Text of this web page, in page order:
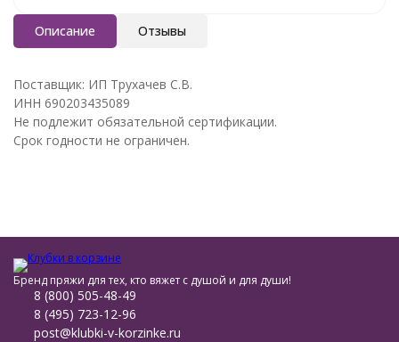
Описание Отзывы
Поставщик: ИП Трухачев С.В.
ИНН 690203435089
Не подлежит обязательной сертификации.
Срок годности не ограничен.
Бренд пряжи для тех, кто вяжет с душой и для души!
8 (800) 505-48-49
8 (495) 723-12-96
post@klubki-v-korzinke.ru